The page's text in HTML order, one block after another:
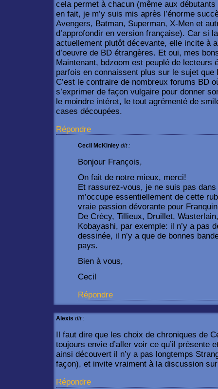
cela permet à chacun (même aux
en fait, je m’y suis mis après l’énorme
Avengers, Batman, Superman, X-Men et
d’approfondir en version française). Car si
actuellement plutôt décevante, elle incite à
d’oeuvre de BD étrangères. Et oui, mes
Maintenant, bdzoom est peuplé de lecteurs
parfois en connaissent plus sur le sujet
C’est le contraire de nombreux forums BD
s’exprimer de façon vulgaire pour donner
le moindre intéret, le tout agrémenté de
cases découpées.
Répondre
Cecil McKinley dit :
Bonjour François,
On fait de notre mieux, merci!
Et rassurez-vous, je ne suis pas
m’occupe essentiellement de cette
vraie passion dévorante pour
De Crécy, Tillieux, Druillet,
Kobayashi, par exemple: il n’y a pas
dessinée, il n’y a que de bonnes
pays.
Bien à vous,
Cecil
Répondre
Alexis dit :
Il faut dire que les choix de chroniques de
toujours envie d’aller voir ce qu’il présente
ainsi découvert il n’y a pas longtemps
façon), et invite vraiment à la discussion
Répondre